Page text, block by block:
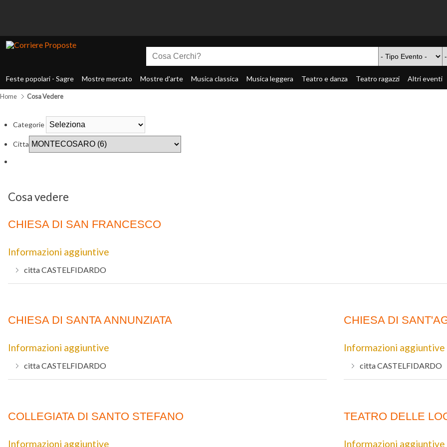
Feste popolari - Sagre Mostre mercato Mostre d'arte Musica classica Musica leggera Teatro e danza Teatro ragazzi Altri eventi
Home Cosa Vedere
Categorie
Citta
Cosa vedere
CHIESA DI SAN FRANCESCO
Informazioni aggiuntive
cittaCASTELFIDARDO
CHIESA DI SANTA ANNUNZIATA
Informazioni aggiuntive
cittaCASTELFIDARDO
CHIESA DI
Informazioni aggiuntive
cittaCASTELFIDARDO
COLLEGIATA DI SANTO STEFANO
Informazioni aggiuntive
TEATRO DELLE
Informazioni aggiuntive